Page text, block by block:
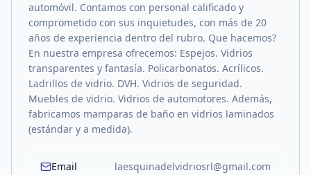
automóvil. Contamos con personal calificado y
comprometido con sus inquietudes, con más de 20
años de experiencia dentro del rubro. Que hacemos?
En nuestra empresa ofrecemos: Espejos. Vidrios
transparentes y fantasía. Policarbonatos. Acrílicos.
Ladrillos de vidrio. DVH. Vidrios de seguridad.
Muebles de vidrio. Vidrios de automotores. Además,
fabricamos mamparas de baño en vidrios laminados
(estándar y a medida).
Email laesquinadelvidriosrl@gmail.com